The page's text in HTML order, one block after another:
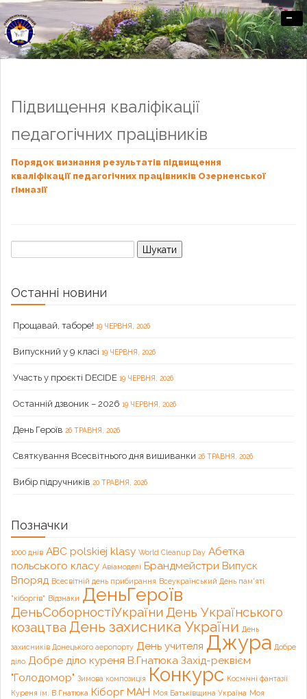
Офіційний сайт Озерненського ліцею
-
Підвищення кваліфікації
педагогічних працівників
Порядок визнання результатів підвищення
кваліфікації педагогічних працівників Озерненської
гімназії
Пошук:
Останні новини
Прощавай, таборе! 19 ЧЕРВНЯ, 2026
Випускний у 9 класі 19 ЧЕРВНЯ, 2026
Участь у проєкті DECIDE 19 ЧЕРВНЯ, 2026
Останній дзвоник – 2026 19 ЧЕРВНЯ, 2026
День Героїв 26 ТРАВНЯ, 2026
Святкування Всесвітнього дня вишиванки 26 ТРАВНЯ, 2026
Вибір підручників 20 ТРАВНЯ, 2026
Позначки
1000 днів ABC polskiej klasy World Cleanup Day Абетка
польського класу Авіамоделі Брандмейстри Випуск
Впоряд Всесвітній день прибирання Всеукраїнський День пам'яті
"кіборгів" Відзнаки ДеньГероїв
ДеньСоборностіУкраїни День Українського
козацтва День захисника України День
захисників Донецького аеропорту День учителя Джура Добре
діло Добре діло куреня В.Гнатюка Захід-реквієм
"Голодомор" Зимова композиція Конкурс Космічні фантазії
Куреня ім. В.Гнатюка Кіборг МАН Моя Батьківщина Україна Моя